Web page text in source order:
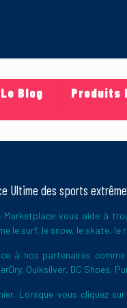
Le Blog Produits
Ultime des sports
Marketplace vous aide à
le surf, le snow, le skate, le
à nos partenaires comme
Quiksilver, DC Shoes,
Lorsque vous cliquez